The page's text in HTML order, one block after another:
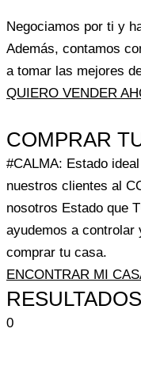
Negociamos por ti y
Además, contamos
a tomar las mejores
QUIERO VENDER
COMPRAR
#CALMA: Estado
nuestros clientes al
nosotros Estado que
ayudemos a controlar
comprar tu casa.
ENCONTRAR MI
0